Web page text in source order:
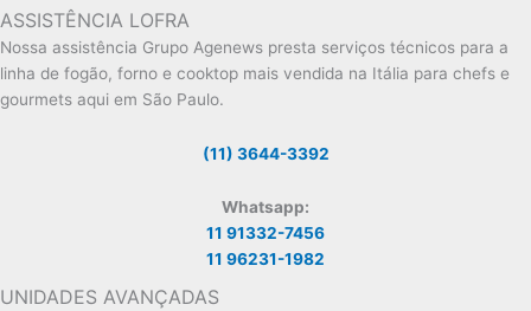
ASSISTÊNCIA LOFRA
Nossa assistência Grupo Agenews presta serviços técnicos para a
linha de fogão, forno e cooktop mais vendida na Itália para chefs e
gourmets aqui em São Paulo.
(11) 3644-3392
Whatsapp:
11 91332-7456
11 96231-1982
UNIDADES AVANÇADAS